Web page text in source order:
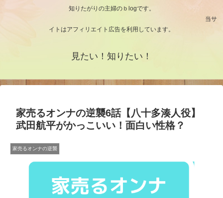
知りたがりの主婦のｂlogです。
当サ
イトはアフィリエイト広告を利用しています。
見たい！知りたい！
家売るオンナの逆襲6話【八十多湊人役】
武田航平がかっこいい！面白い性格？
家売るオンナの逆襲